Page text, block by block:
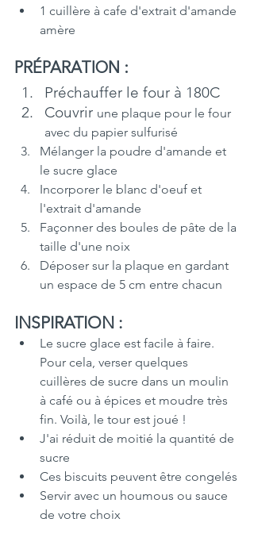
1 cuillère à cafe d'extrait d'amande
amère
PRÉPARATION :
Préchauffer le four à 180C
Couvrir une plaque pour le four
avec du papier sulfurisé
Mélanger la poudre d'amande et
le sucre glace
Incorporer le blanc d'oeuf et
l'extrait d'amande
Façonner des boules de pâte de la
taille d'une noix
Déposer sur la plaque en gardant
un espace de 5 cm entre chacun
INSPIRATION :
Le sucre glace est facile à faire.
Pour cela, verser quelques
cuillères de sucre dans un moulin
à café ou à épices et moudre très
fin. Voilà, le tour est joué !
J'ai réduit de moitié la quantité de
sucre
Ces biscuits peuvent être congelés
Servir avec un houmous ou sauce
de votre choix